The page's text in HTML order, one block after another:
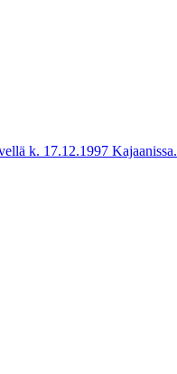
k. 17.12.1997 Kajaanissa.